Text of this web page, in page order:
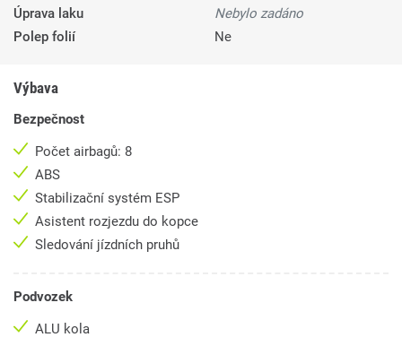
Úprava laku
Nebylo zadáno
Polep folií
Ne
Výbava
Bezpečnost
Počet airbagů: 8
ABS
Stabilizační systém ESP
Asistent rozjezdu do kopce
Sledování jízdních pruhů
Podvozek
ALU kola